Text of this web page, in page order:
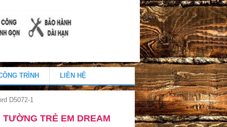
TRÌNH LIÊN HỆ
D5072-1
TƯỜNG TRẺ EM DREAM